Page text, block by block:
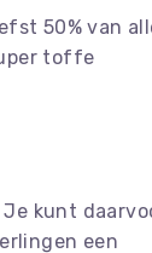
50% van
toffe
Je kunt
een